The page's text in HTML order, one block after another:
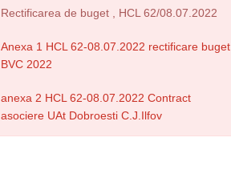
Rectificarea de buget , HCL 62/08.07.2022
Anexa 1 HCL 62-08.07.2022 rectificare buget
BVC 2022
anexa 2 HCL 62-08.07.2022 Contract
asociere UAt Dobroesti C.J.Ilfov